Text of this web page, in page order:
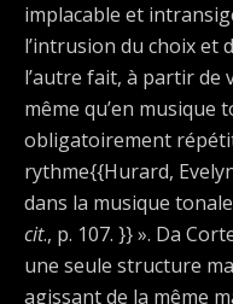
implacable et
l’intrusion du choix et
l’autre fait, à partir
même qu’en musique
obligatoirement
rythme{{Hurard,
dans la musique
cit., p. 107. }} ». Da
une seule structure
agissant de la même